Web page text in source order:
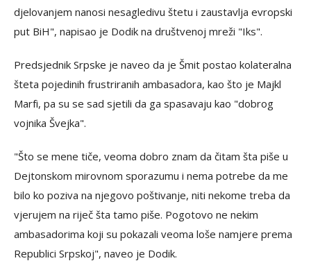
djelovanjem nanosi nesagledivu štetu i zaustavlja evropski
put BiH", napisao je Dodik na društvenoj mreži "Iks".
Predsjednik Srpske je naveo da je Šmit postao kolateralna
šteta pojedinih frustriranih ambasadora, kao što je Majkl
Marfi, pa su se sad sjetili da ga spasavaju kao "dobrog
vojnika Švejka".
"Što se mene tiče, veoma dobro znam da čitam šta piše u
Dejtonskom mirovnom sporazumu i nema potrebe da me
bilo ko poziva na njegovo poštivanje, niti nekome treba da
vjerujem na riječ šta tamo piše. Pogotovo ne nekim
ambasadorima koji su pokazali veoma loše namjere prema
Republici Srpskoj", naveo je Dodik.